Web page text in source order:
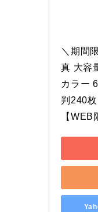
＼期間
真 大容
カラー
判240
【